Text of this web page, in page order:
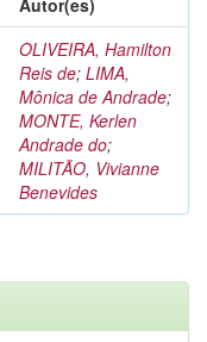
Autor(es)
OLIVEIRA, Hamilton
Reis de; LIMA,
Mônica de Andrade;
MONTE, Kerlen
Andrade do;
MILITÃO, Vivianne
Benevides